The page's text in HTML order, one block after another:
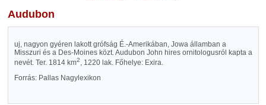
Audubon
uj, nagyon gyéren lakott grófság É.-Amerikában, Jowa államban a
Misszuri és a Des-Moines közt. Audubon John hires ornitologusról kapta a
nevét. Ter. 1814 km2, 1220 lak. Főhelye: Exira.
Forrás: Pallas Nagylexikon